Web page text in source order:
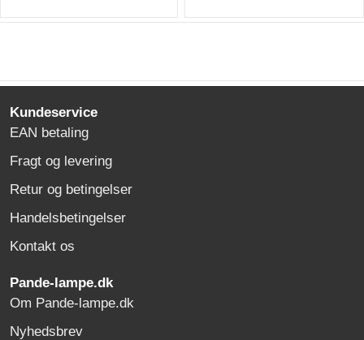
Kundeservice
EAN betaling
Fragt og levering
Retur og betingelser
Handelsbetingelser
Kontakt os
Pande-lampe.dk
Om Pande-lampe.dk
Nyhedsbrev